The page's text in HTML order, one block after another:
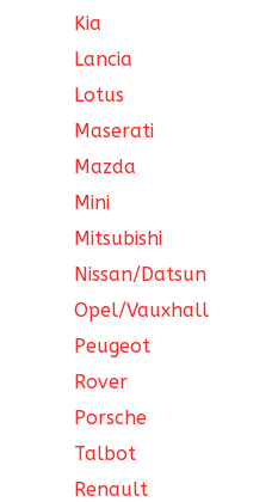
Kia
Lancia
Lotus
Maserati
Mazda
Mini
Mitsubishi
Nissan/Datsun
Opel/Vauxhall
Peugeot
Rover
Porsche
Talbot
Renault